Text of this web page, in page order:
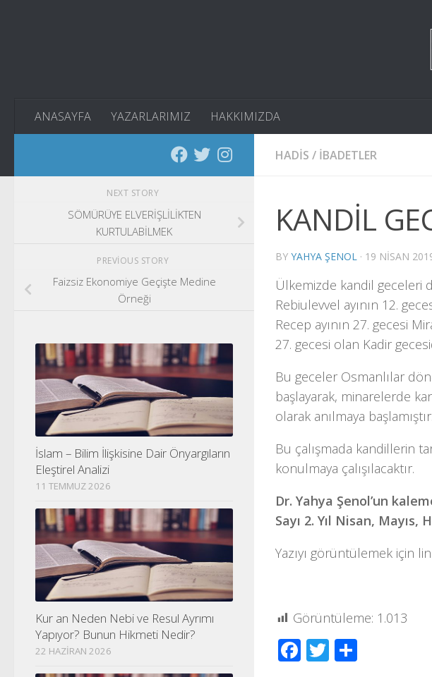
ANASAYFA YAZARLARIMIZ HAKKIMIZDA
HADIS / İBADETLER
KANDİL
BY YAHYA ŞENOL · 19 NISAN
Ülkemizde kandil geceleri
Rebiulevvel ayının 12.
Recep ayının 27. gecesi
27. gecesi olan Kadir
Bu geceler Osmanlılar
başlayarak, minarelerde
olarak anılmaya başlamıştır.
Bu çalışmada kandillerin
konulmaya çalışılacaktır.
Dr. Yahya Şenol’un
Sayı 2. Yıl Nisan,
Yazıyı görüntülemek için
Görüntüleme: 1.013
Facebook
Twitter
NEXT STORY
SÖMÜRÜYE ELVERİŞLİLİKTEN
KURTULABİLMEK
PREVIOUS STORY
Faizsiz Ekonomiye Geçişte Medine
Örneği
İslam – Bilim İlişkisine Dair Önyargıların
Eleştirel Analizi
11 TEMMUZ 2026
Kur an Neden Nebi ve Resul Ayrımı
Yapıyor? Bunun Hikmeti Nedir?
22 HAZIRAN 2026